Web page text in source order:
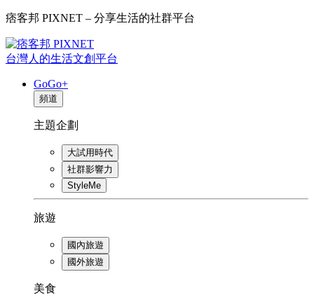
痞客邦 PIXNET – 分享生活的社群平台
台灣人的生活文創平台
GoGo+
頻道
主題企劃
大試用時代
社群影響力
StyleMe
旅遊
國內旅遊
國外旅遊
美食